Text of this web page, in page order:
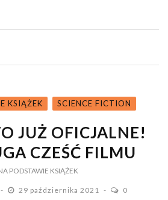
KSIĄŻEK SCIENCE FICTION
JUŻ OFICJALNE!
CZEŚĆ FILMU
PODSTAWIE KSIĄŻEK
29 października 2021 0